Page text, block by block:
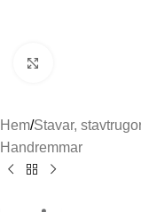
Hem/Stavar,
Handremmar